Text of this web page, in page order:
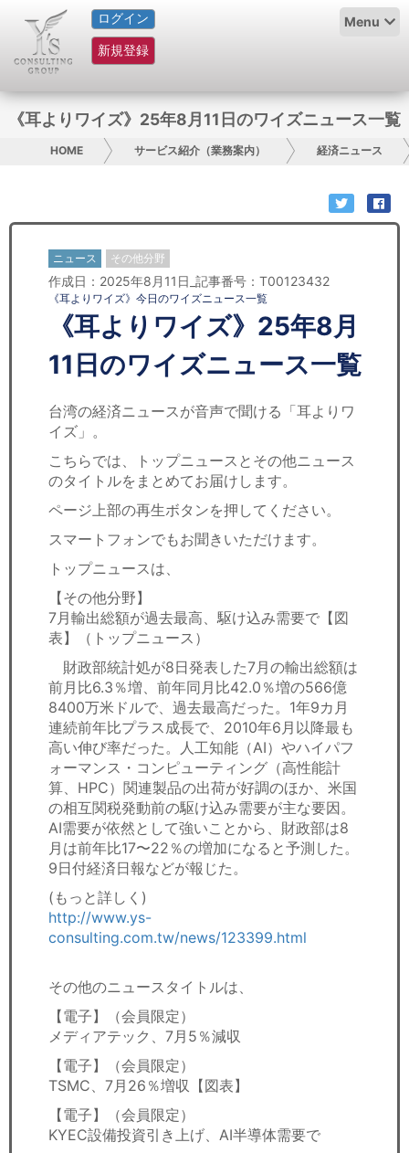
ログイン
新規登録
Menu
HOME
サービス紹介
グループ概要
日本人にPR
コンサルティング
リサーチ
セミナー
経済ニュース
労務顧問
ＩＴ
飲食店情報
《耳よりワイズ》25年8月11日のワイズニュース一覧
HOME サービス紹介（業務案内） 経済ニュース
ニュース その他分野
作成日：2025年8月11日_記事番号：T00123432
《耳よりワイズ》今日のワイズニュース一覧
《耳よりワイズ》25年8月
11日のワイズニュース一覧
台湾の経済ニュースが音声で聞ける「耳よりワ
イズ」。
こちらでは、トップニュースとその他ニュース
のタイトルをまとめてお届けします。
ページ上部の再生ボタンを押してください。
スマートフォンでもお聞きいただけます。
トップニュースは、
【その他分野】
7月輸出総額が過去最高、駆け込み需要で【図
表】（トップニュース）
財政部統計処が8日発表した7月の輸出総額は
前月比6.3％増、前年同月比42.0％増の566億
8400万米ドルで、過去最高だった。1年9カ月
連続前年比プラス成長で、2010年6月以降最も
高い伸び率だった。人工知能（AI）やハイパフ
ォーマンス・コンピューティング（高性能計
算、HPC）関連製品の出荷が好調のほか、米国
の相互関税発動前の駆け込み需要が主な要因。
AI需要が依然として強いことから、財政部は8
月は前年比17〜22％の増加になると予測した。
9日付経済日報などが報じた。
(もっと詳しく)
http://www.ys-
consulting.com.tw/news/123399.html
その他のニュースタイトルは、
【電子】（会員限定）
メディアテック、7月5％減収
【電子】（会員限定）
TSMC、7月26％増収【図表】
【電子】（会員限定）
KYEC設備投資引き上げ、AI半導体需要で